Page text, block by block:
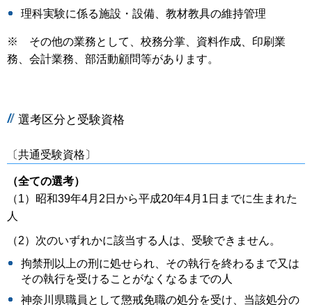
理科実験に係る施設・設備、教材教具の維持管理
※ その他の業務として、校務分掌、資料作成、印刷業
務、会計業務、部活動顧問等があります。
選考区分と受験資格
〔共通受験資格〕
（全ての選考）
（1）昭和39年4月2日から平成20年4月1日までに生まれた
人
（2）次のいずれかに該当する人は、受験できません。
拘禁刑以上の刑に処せられ、その執行を終わるまで又は
その執行を受けることがなくなるまでの人
神奈川県職員として懲戒免職の処分を受け、当該処分の